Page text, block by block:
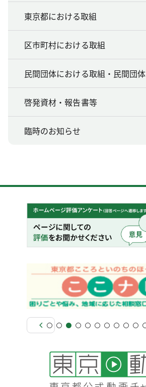
東京都における取組
区市町村における取組
民間団体における取組・民間団
啓発資材・報告書等
臨時のお知らせ